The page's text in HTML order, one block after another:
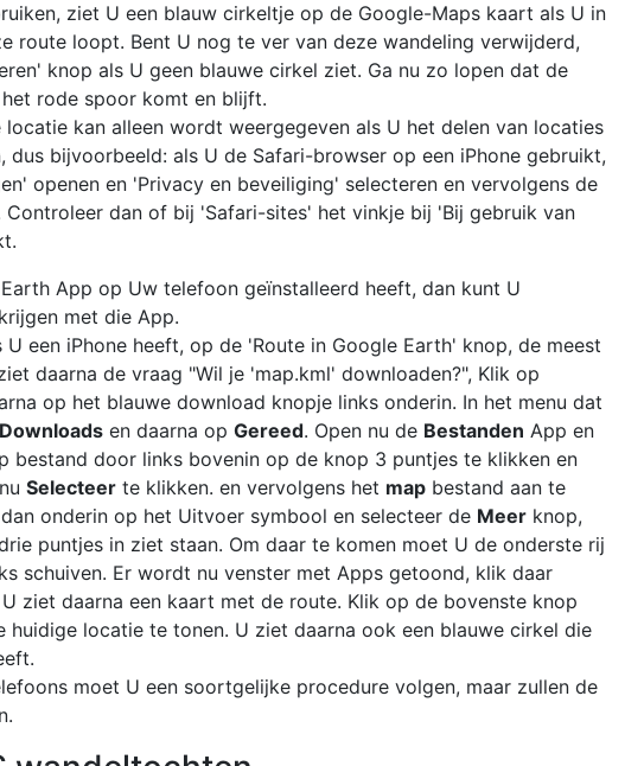
ziet U een blauw cirkeltje op de Google-Maps kaart als U in
route loopt. Bent U nog te ver van deze wandeling verwijderd,
knop als U geen blauwe cirkel ziet. Ga nu zo lopen dat de
rode spoor komt en blijft.
kan alleen wordt weergegeven als U het delen van locaties
dus bijvoorbeeld: als U de Safari-browser op een iPhone gebruikt,
openen en 'Privacy en beveiliging' selecteren en vervolgens de
Controleer dan of bij 'Safari-sites' het vinkje bij 'Bij gebruik van
App op Uw telefoon geïnstalleerd heeft, dan kunt U
met die App.
U een iPhone heeft, op de 'Route in Google Earth' knop, de meest
daarna de vraag "Wil je 'map.kml' downloaden?", Klik op
op het blauwe download knopje links onderin. In het menu dat
Downloads en daarna op Gereed. Open nu de Bestanden App en
bestand door links bovenin op de knop 3 puntjes te klikken en
Selecteer te klikken. en vervolgens het map bestand aan te
onderin op het Uitvoer symbool en selecteer de Meer knop,
puntjes in ziet staan. Om daar te komen moet U de onderste rij
schuiven. Er wordt nu venster met Apps getoond, klik daar
ziet daarna een kaart met de route. Klik op de bovenste knop
huidige locatie te tonen. U ziet daarna ook een blauwe cirkel die
moet U een soortgelijke procedure volgen, maar zullen de